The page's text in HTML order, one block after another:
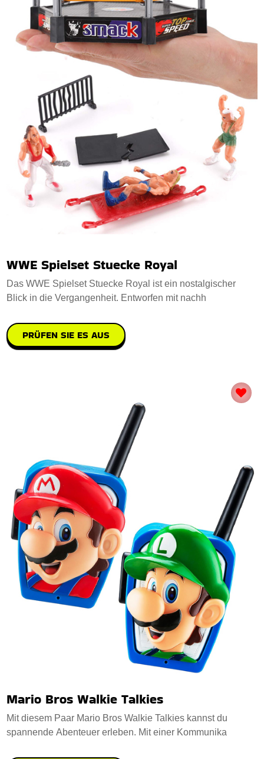
WWE Spielset Stuecke Royal
Das WWE Spielset Stuecke Royal ist ein nostalgischer
Blick in die Vergangenheit. Entworfen mit nachh
PRÜFEN SIE ES AUS
Mario Bros Walkie Talkies
Mit diesem Paar Mario Bros Walkie Talkies kannst du
spannende Abenteuer erleben. Mit einer Kommunika